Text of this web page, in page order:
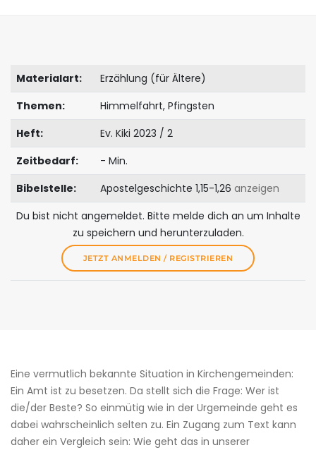
Materialart:
Erzählung (für Ältere)
Themen:
Himmelfahrt, Pfingsten
Heft:
Ev. Kiki 2023 / 2
Zeitbedarf:
- Min.
Bibelstelle:
Apostelgeschichte 1,15-1,26 anzeigen
Du bist nicht angemeldet. Bitte melde dich an um Inhalte
zu speichern und herunterzuladen.
JETZT ANMELDEN / REGISTRIEREN
Eine vermutlich bekannte Situation in Kirchengemeinden:
Ein Amt ist zu besetzen. Da stellt sich die Frage: Wer ist
die/der Beste? So einmütig wie in der Urgemeinde geht es
dabei wahrscheinlich selten zu. Ein Zugang zum Text kann
daher ein Vergleich sein: Wie geht das in unserer